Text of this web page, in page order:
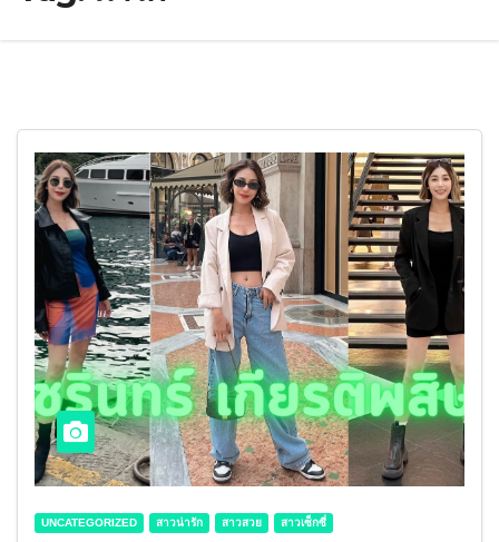
UNCATEGORIZED สาวน่ารัก สาวสวย สาวเซ็กซี่